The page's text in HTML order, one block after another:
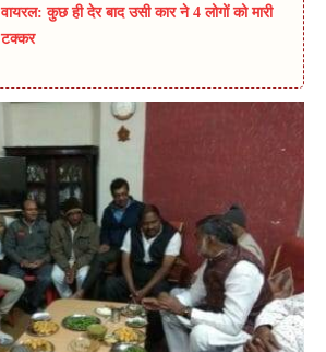
वायरल: कुछ ही देर बाद उसी कार ने 4 लोगों को मारी
टक्कर